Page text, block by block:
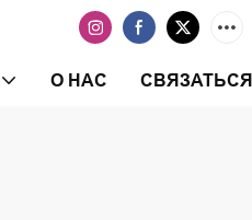
О НАС